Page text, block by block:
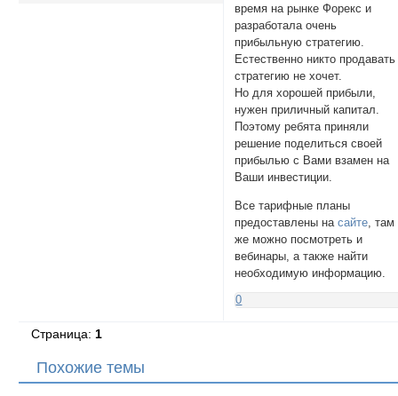
время на рынке Форекс и
разработала очень
прибыльную стратегию.
Естественно никто продавать
стратегию не хочет.
Но для хорошей прибыли,
нужен приличный капитал.
Поэтому ребята приняли
решение поделиться своей
прибылью с Вами взамен на
Ваши инвестиции.
Все тарифные планы
предоставлены насайте, там
же можно посмотреть и
вебинары, а также найти
необходимую информацию.
0
Страница:1
Похожие темы